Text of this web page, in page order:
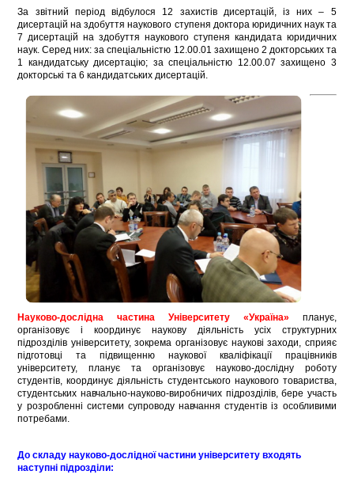
За звітний період відбулося 12 захистів дисертацій, із них – 5
дисертацій на здобуття наукового ступеня доктора юридичних наук та
7 дисертацій на здобуття наукового ступеня кандидата юридичних
наук. Серед них: за спеціальністю 12.00.01 захищено 2 докторських та
1 кандидатську дисертацію; за спеціальністю 12.00.07 захищено 3
докторські та 6 кандидатських дисертацій.
Науково-дослідна частина Університету «Україна» планує,
організовує і координує наукову діяльність усіх структурних
підрозділів університету, зокрема організовує наукові заходи, сприяє
підготовці та підвищенню наукової кваліфікації працівників
університету, планує та організовує науково-дослідну роботу
студентів, координує діяльність студентського наукового товариства,
студентських навчально-науково-виробничих підрозділів, бере участь
у розробленні системи супроводу навчання студентів із особливими
потребами.
До складу науково-дослідної частини університету входять
наступні підрозділи: